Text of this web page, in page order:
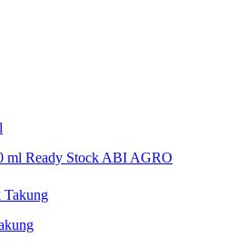
ml Ready Stock ABI AGRO